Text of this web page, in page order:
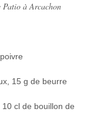
Patio à Arcachon
15 g de beurre
cl de bouillon de